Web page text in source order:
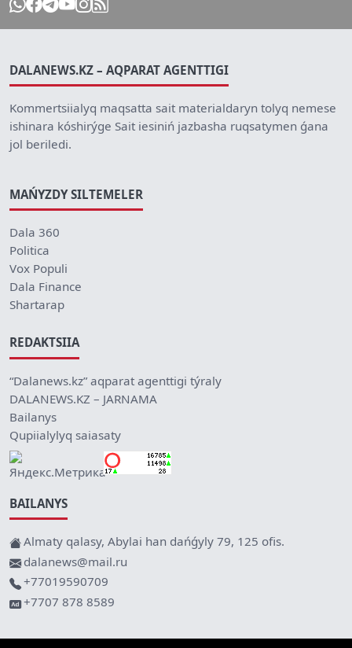
DALANEWS.KZ – AQPARAT AGENTTIGI
Kommertsiialyq maqsatta sait materialdaryn tolyq nemese
ishinara kóshirýge Sait iesiniń jazbasha ruqsatymen ǵana
jol beriledi.
MAŃYZDY SILTEMELER
Dala 360
Politica
Vox Populi
Dala Finance
Shartarap
REDAKTSIIA
“Dalanews.kz” aqparat agenttigi týraly
DALANEWS.KZ – JARNAMA
Bailanys
Qupiialylyq saiasaty
BAILANYS
Almaty qalasy, Abylai han dańǵyly 79, 125 ofis.
dalanews@mail.ru
+77019590709
+7707 878 8589